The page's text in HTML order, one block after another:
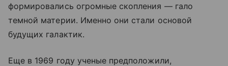
формировались огромные скопления — гало
темной материи. Именно они стали основой
будущих галактик.
Еще в 1969 году ученые предположили,